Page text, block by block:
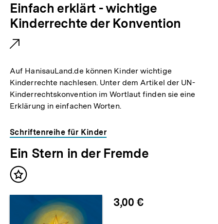
E
x
t
e
r
n
e
L
n
k
Einfach erklärt - wichtige
Kinderrechte der Konvention
Auf HanisauLand.de können Kinder wichtige
Kinderrechte nachlesen. Unter dem Artikel der UN-
Kinderrechtskonvention im Wortlaut finden sie eine
Erklärung in einfachen Worten.
Schriftenreihe für Kinder
Ein Stern in der Fremde
Inhalt
3,00 €